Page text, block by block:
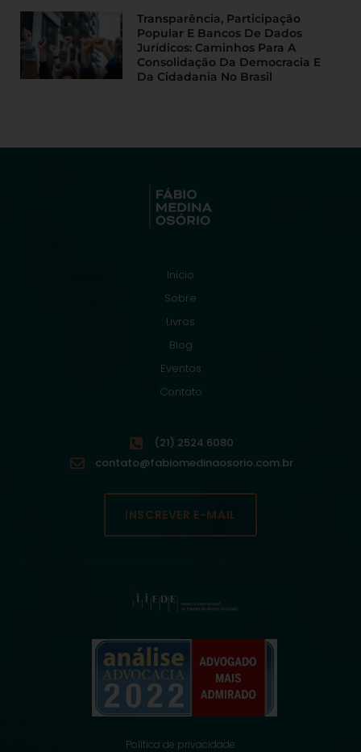
Transparência, Participação
Popular E Bancos De Dados
Jurídicos: Caminhos Para A
Consolidação Da Democracia E
Da Cidadania No Brasil
Início
Sobre
Livros
Blog
Eventos
Contato
(21) 2524.6080
contato@fabiomedinaosorio.com.br
INSCREVER E-MAIL
Política de privacidade